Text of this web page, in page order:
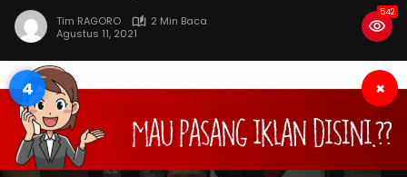
Tim RAGORO
2 Min Baca
Agustus 11, 2021
542
4 ×